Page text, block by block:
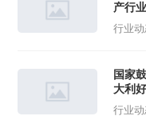
产行
行业
国家
大利
行业